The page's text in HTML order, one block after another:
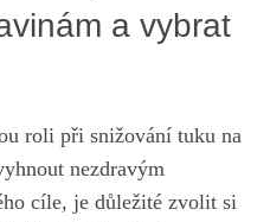
a vybrat
roli při snižování​ tuku na
nezdravým
cíle, je důležité zvolit si